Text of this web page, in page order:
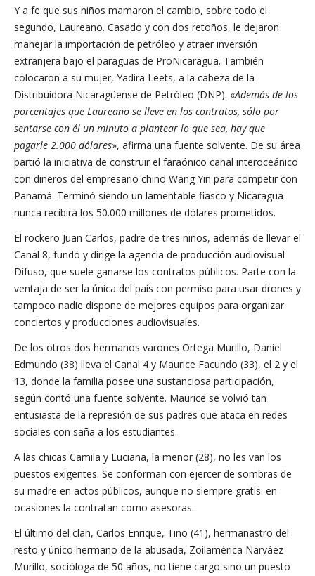
Y a fe que sus niños mamaron el cambio, sobre todo el
segundo, Laureano. Casado y con dos retoños, le dejaron
manejar la importación de petróleo y atraer inversión
extranjera bajo el paraguas de ProNicaragua. También
colocaron a su mujer, Yadira Leets, a la cabeza de la
Distribuidora Nicaragüense de Petróleo (DNP). «Además de los
porcentajes que Laureano se lleve en los contratos, sólo por
sentarse con él un minuto a plantear lo que sea, hay que
pagarle 2.000 dólares», afirma una fuente solvente. De su área
partió la iniciativa de construir el faraónico canal interoceánico
con dineros del empresario chino Wang Yin para competir con
Panamá. Terminó siendo un lamentable fiasco y Nicaragua
nunca recibirá los 50.000 millones de dólares prometidos.
El rockero Juan Carlos, padre de tres niños, además de llevar el
Canal 8, fundó y dirige la agencia de producción audiovisual
Difuso, que suele ganarse los contratos públicos. Parte con la
ventaja de ser la única del país con permiso para usar drones y
tampoco nadie dispone de mejores equipos para organizar
conciertos y producciones audiovisuales.
De los otros dos hermanos varones Ortega Murillo, Daniel
Edmundo (38) lleva el Canal 4 y Maurice Facundo (33), el 2 y el
13, donde la familia posee una sustanciosa participación,
según contó una fuente solvente. Maurice se volvió tan
entusiasta de la represión de sus padres que ataca en redes
sociales con saña a los estudiantes.
A las chicas Camila y Luciana, la menor (28), no les van los
puestos exigentes. Se conforman con ejercer de sombras de
su madre en actos públicos, aunque no siempre gratis: en
ocasiones la contratan como asesoras.
El último del clan, Carlos Enrique, Tino (41), hermanastro del
resto y único hermano de la abusada, Zoilamérica Narváez
Murillo, socióloga de 50 años, no tiene cargo sino un puesto